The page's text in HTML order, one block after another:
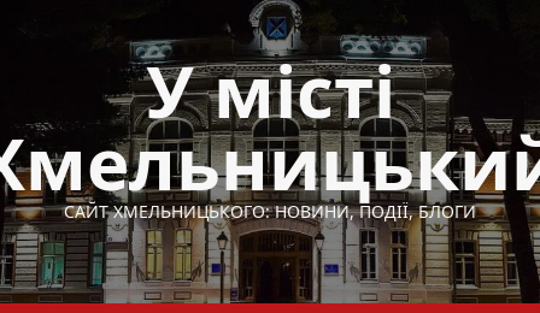
У місті
САЙТ ХМЕЛЬНИЦЬКОГО: НОВИНИ, ПОДІЇ, БЛОГИ